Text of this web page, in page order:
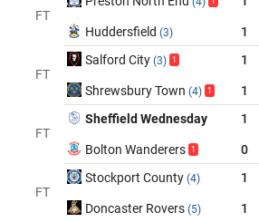
FT
Huddersfield (3) 1
FT
Salford City (3) 1 1
Shrewsbury Town (4) 1 1
FT
Sheffield Wednesday 1
Bolton Wanderers 1 0
FT
Stockport County (4) 1
Doncaster Rovers (5) 1